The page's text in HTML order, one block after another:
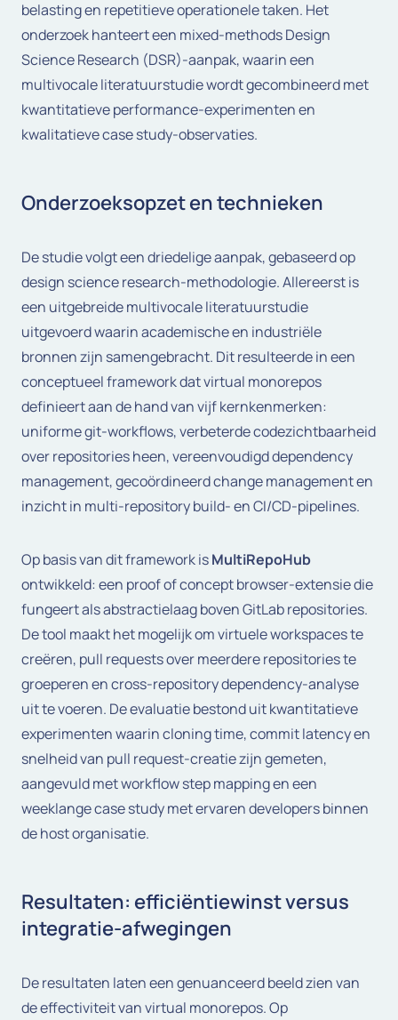
belasting en repetitieve operationele taken. Het
onderzoek hanteert een mixed-methods Design
Science Research (DSR)-aanpak, waarin een
multivocale literatuurstudie wordt gecombineerd met
kwantitatieve performance-experimenten en
kwalitatieve case study-observaties.
Onderzoeksopzet en technieken
De studie volgt een driedelige aanpak, gebaseerd op
design science research-methodologie. Allereerst is
een uitgebreide multivocale literatuurstudie
uitgevoerd waarin academische en industriële
bronnen zijn samengebracht. Dit resulteerde in een
conceptueel framework dat virtual monorepos
definieert aan de hand van vijf kernkenmerken:
uniforme git-workflows, verbeterde codezichtbaarheid
over repositories heen, vereenvoudigd dependency
management, gecoördineerd change management en
inzicht in multi-repository build- en CI/CD-pipelines.
Op basis van dit framework isMultiRepoHub
ontwikkeld: een proof of concept browser-extensie die
fungeert als abstractielaag boven GitLab repositories.
De tool maakt het mogelijk om virtuele workspaces te
creëren, pull requests over meerdere repositories te
groeperen en cross-repository dependency-analyse
uit te voeren. De evaluatie bestond uit kwantitatieve
experimenten waarin cloning time, commit latency en
snelheid van pull request-creatie zijn gemeten,
aangevuld met workflow step mapping en een
weeklange case study met ervaren developers binnen
de host organisatie.
Resultaten: efficiëntiewinst versus
integratie-afwegingen
De resultaten laten een genuanceerd beeld zien van
de effectiviteit van virtual monorepos. Op